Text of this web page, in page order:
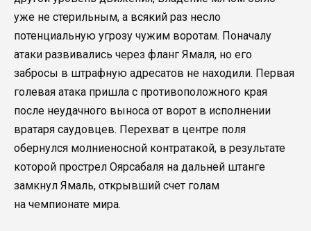
уже не стерильным, а всякий раз несло
потенциальную угрозу чужим воротам. Поначалу
атаки развивались через фланг Ямаля, но его
забросы в штрафную адресатов не находили. Первая
голевая атака пришла с противоположного края
после неудачного выноса от ворот в исполнении
вратаря саудовцев. Перехват в центре поля
обернулся молниеносной контратакой, в результате
которой прострел Оярсабаля на дальней штанге
замкнул Ямаль, открывший счет голам
на чемпионате мира.